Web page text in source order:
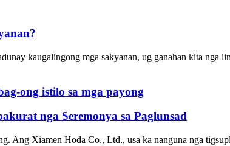
kaugalingong mga sakyanan, ug ganahan kita nga
ong istilo sa mga payong
nga Seremonya sa Paglunsad
Ang Xiamen Hoda Co., Ltd., usa ka nanguna nga